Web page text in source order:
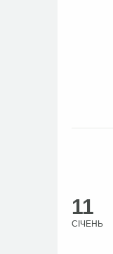
11
СІЧЕНЬ